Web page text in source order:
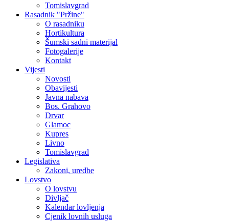
Tomislavgrad
Rasadnik "Pržine"
O rasadniku
Hortikultura
Šumski sadni materijal
Fotogalerije
Kontakt
Vijesti
Novosti
Obavijesti
Javna nabava
Bos. Grahovo
Drvar
Glamoc
Kupres
Livno
Tomislavgrad
Legislativa
Zakoni, uredbe
Lovstvo
O lovstvu
Divljač
Kalendar lovljenja
Cjenik lovnih usluga